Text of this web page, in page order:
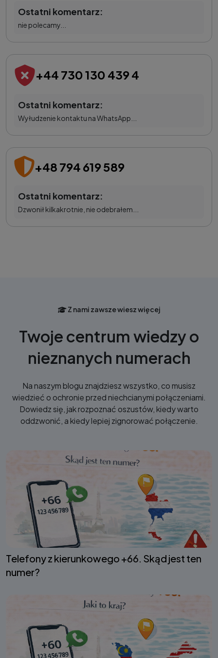
Ostatni komentarz:
nie polecamy...
+44 730 130 439 4
Ostatni komentarz:
Wyłudzenie kontaktu na WhatsApp...
+48 794 619 589
Ostatni komentarz:
Dzwonił kilkakrotnie, nie odebrałem...
Z nami zawsze wiesz więcej
Twoje centrum wiedzy o
nieznanych numerach
Na naszym blogu znajdziesz wszystko, co musisz
wiedzieć o ochronie przed niechcianymi połączeniami.
Dowiedz się, jak rozpoznać oszustów, kiedy warto
oddzwonić, a kiedy lepiej zignorować połączenie.
Telefony z kierunkowego +66. Skąd jest ten
numer?